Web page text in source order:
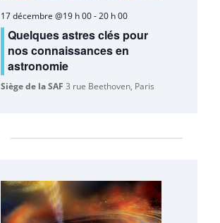
17 décembre @19 h 00-20 h 00
Quelques astres clés pour
nos connaissances en
astronomie
Siège de la SAF3 rue Beethoven, Paris